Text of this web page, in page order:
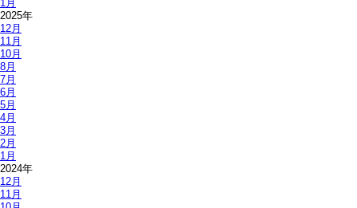
1月
2025年
12月
11月
10月
8月
7月
6月
5月
4月
3月
2月
1月
2024年
12月
11月